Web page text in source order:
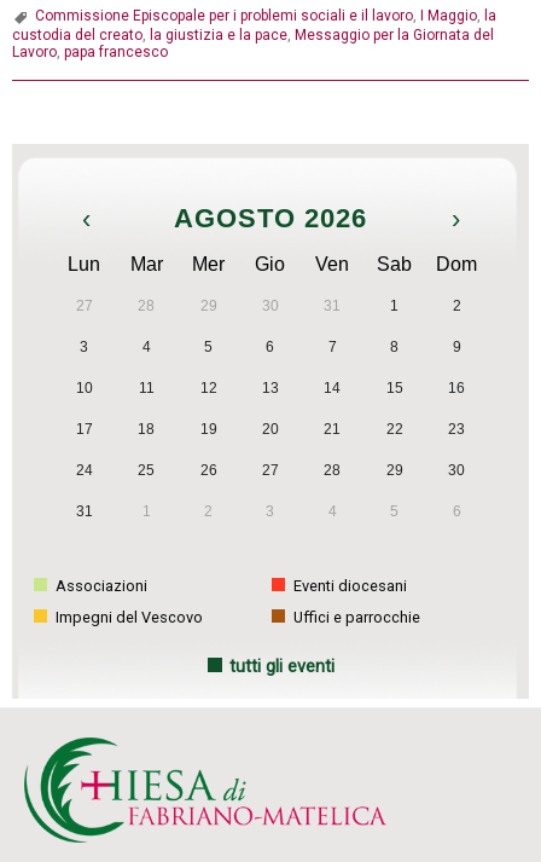
2018:
Messaggio
Commissione Episcopale per i problemi sociali e il lavoro, I Maggio, la
custodia del creato, la giustizia e la pace, Messaggio per la Giornata del
Lavoro, papa francesco
‹ AGOSTO 2026 ›
Lun Mar Mer Gio Ven Sab Dom
27 28 29 30 31 1 2
3 4 5 6 7 8 9
10 11 12 13 14 15 16
17 18 19 20 21 22 23
24 25 26 27 28 29 30
31 1 2 3 4 5 6
Associazioni
Eventi diocesani
Impegni del Vescovo
Uffici e parrocchie
tutti gli eventi